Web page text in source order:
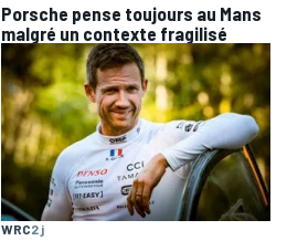
Porsche pense toujours au Mans
malgré un contexte fragilisé
WRC2 j